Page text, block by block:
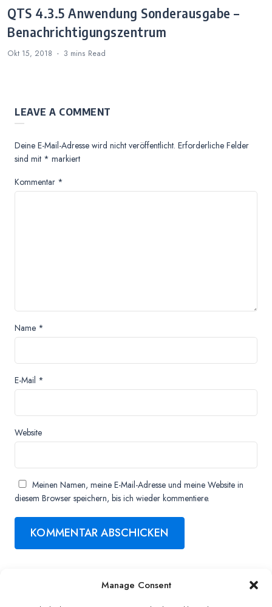
Manage Consent
QTS 4.3.5 Anwendung Sonderausgabe –
Benachrichtigungszentrum
Okt 15, 2018 3 mins Read
LEAVE A COMMENT
Deine E-Mail-Adresse wird nicht veröffentlicht. Erforderliche Felder
sind mit * markiert
Kommentar *
Name *
E-Mail *
Website
Meinen Namen, meine E-Mail-Adresse und meine Website in
diesem Browser speichern, bis ich wieder kommentiere.